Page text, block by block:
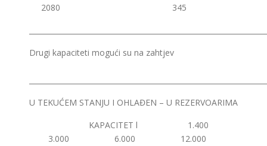
2080 345
Drugi kapaciteti mogući su na zahtjev
U TEKUĆEM STANJU I OHLAĐEN – U REZERVOARIMA
KAPACITET l 1.400
3.000 6.000 12.000